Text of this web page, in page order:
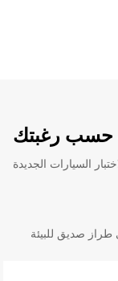
حسب رغبتك
السيارات الجديدة
صديق للبيئة